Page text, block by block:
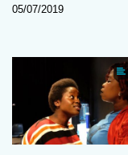
05/07/2019